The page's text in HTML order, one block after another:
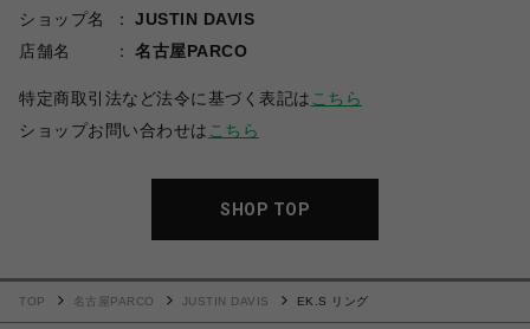
ショップ名
JUSTIN DAVIS
店舗名
名古屋PARCO
特定商取引法など法令に基づく表記は こちら
ショップお問い合わせは こちら
SHOP TOP
TOP 名古屋PARCO JUSTIN DAVIS EK.S リング